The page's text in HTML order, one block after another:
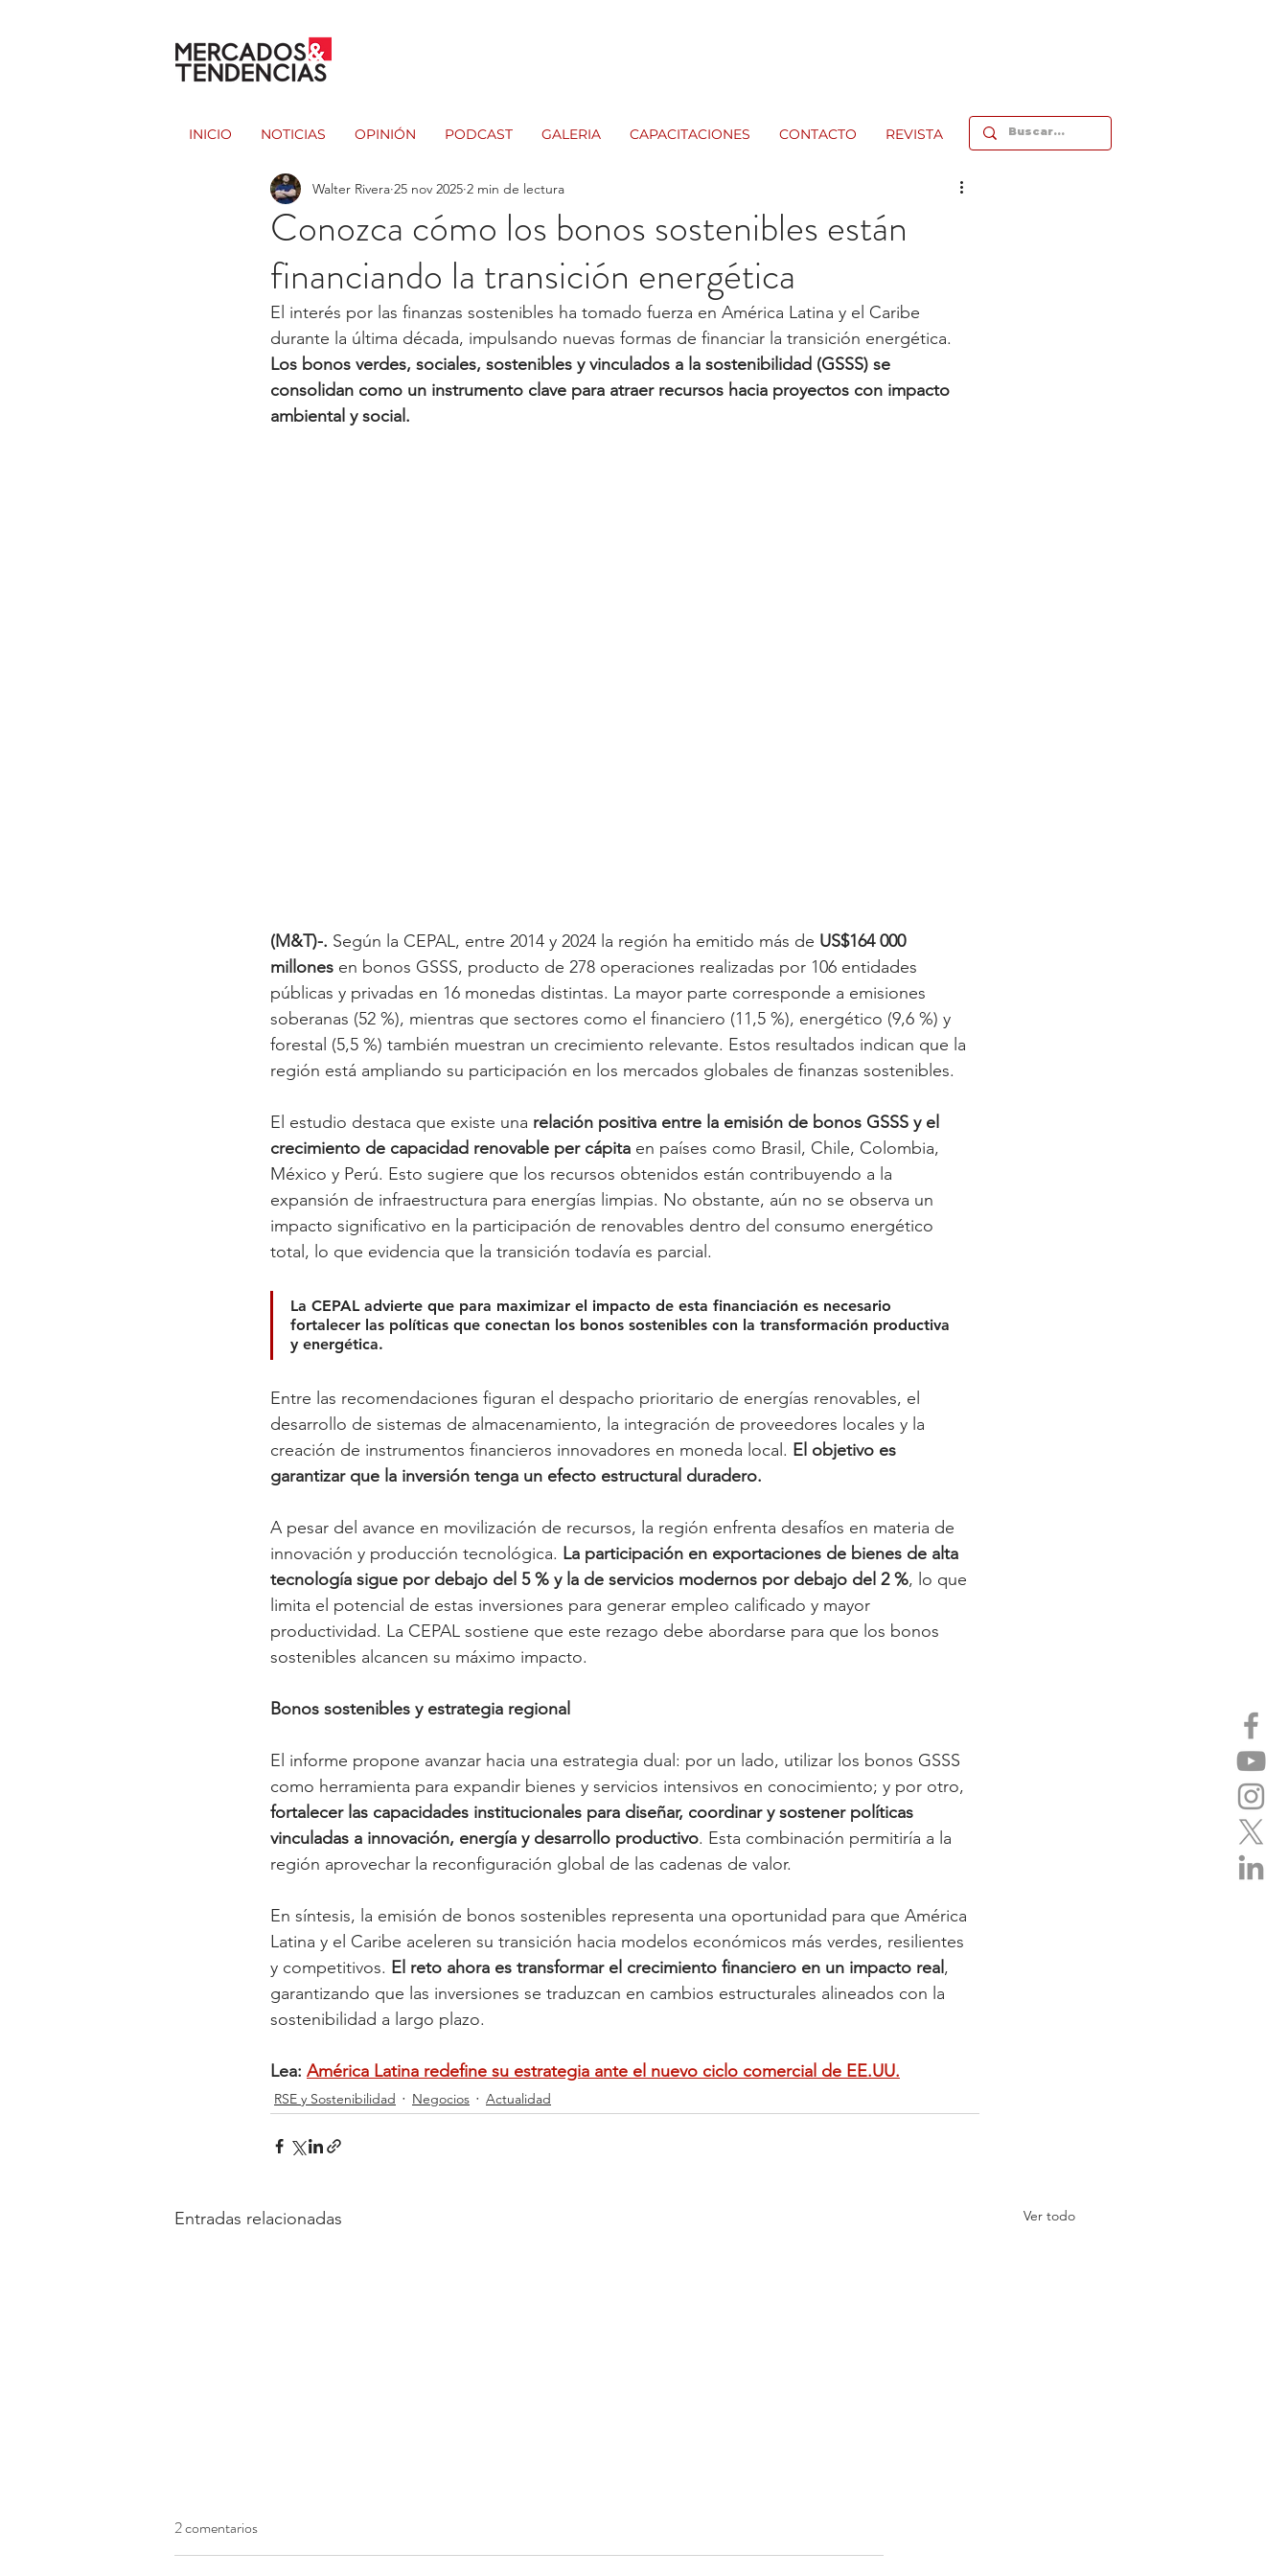
INICIO NOTICIAS OPINIÓN PODCAST GALERIA CAPACITACIONES CONTACTO REVISTA
Conozca cómo los bonos sostenibles están
financiando la transición energética
Walter Rivera 25 nov 2025 2 min de lectura
El interés por las finanzas sostenibles ha tomado fuerza en América Latina y el Caribe
durante la última década, impulsando nuevas formas de financiar la transición energética.
Los bonos verdes, sociales, sostenibles y vinculados a la sostenibilidad (GSSS) se
consolidan como un instrumento clave para atraer recursos hacia proyectos con impacto
ambiental y social.
(M&T)-. Según la CEPAL, entre 2014 y 2024 la región ha emitido más de US$164 000
millones en bonos GSSS, producto de 278 operaciones realizadas por 106 entidades
públicas y privadas en 16 monedas distintas. La mayor parte corresponde a emisiones
soberanas (52 %), mientras que sectores como el financiero (11,5 %), energético (9,6 %) y
forestal (5,5 %) también muestran un crecimiento relevante. Estos resultados indican que la
región está ampliando su participación en los mercados globales de finanzas sostenibles.
El estudio destaca que existe una relación positiva entre la emisión de bonos GSSS y el
crecimiento de capacidad renovable per cápita en países como Brasil, Chile, Colombia,
México y Perú. Esto sugiere que los recursos obtenidos están contribuyendo a la
expansión de infraestructura para energías limpias. No obstante, aún no se observa un
impacto significativo en la participación de renovables dentro del consumo energético
total, lo que evidencia que la transición todavía es parcial.
La CEPAL advierte que para maximizar el impacto de esta financiación es necesario
fortalecer las políticas que conectan los bonos sostenibles con la transformación productiva
y energética.
Entre las recomendaciones figuran el despacho prioritario de energías renovables, el
desarrollo de sistemas de almacenamiento, la integración de proveedores locales y la
creación de instrumentos financieros innovadores en moneda local. El objetivo es
garantizar que la inversión tenga un efecto estructural duradero.
A pesar del avance en movilización de recursos, la región enfrenta desafíos en materia de
innovación y producción tecnológica. La participación en exportaciones de bienes de alta
tecnología sigue por debajo del 5 % y la de servicios modernos por debajo del 2 %, lo que
limita el potencial de estas inversiones para generar empleo calificado y mayor
productividad. La CEPAL sostiene que este rezago debe abordarse para que los bonos
sostenibles alcancen su máximo impacto.
Bonos sostenibles y estrategia regional
El informe propone avanzar hacia una estrategia dual: por un lado, utilizar los bonos GSSS
como herramienta para expandir bienes y servicios intensivos en conocimiento; y por otro,
fortalecer las capacidades institucionales para diseñar, coordinar y sostener políticas
vinculadas a innovación, energía y desarrollo productivo. Esta combinación permitiría a la
región aprovechar la reconfiguración global de las cadenas de valor.
En síntesis, la emisión de bonos sostenibles representa una oportunidad para que América
Latina y el Caribe aceleren su transición hacia modelos económicos más verdes, resilientes
y competitivos. El reto ahora es transformar el crecimiento financiero en un impacto real,
garantizando que las inversiones se traduzcan en cambios estructurales alineados con la
sostenibilidad a largo plazo.
Lea: América Latina redefine su estrategia ante el nuevo ciclo comercial de EE.UU.
RSE y Sostenibilidad Negocios Actualidad
Entradas relacionadas Ver todo
2 comentarios